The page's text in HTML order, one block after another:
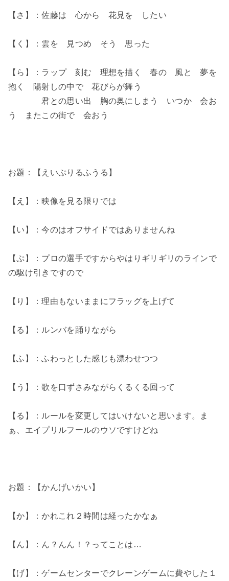
【さ】：佐藤は 心から 花見を したい
【く】：雲を 見つめ そう 思った
【ら】：ラップ 刻む 理想を描く 春の 風と 夢を
抱く 陽射しの中で 花びらが舞う
君との思い出 胸の奥にしまう いつか 会お
う またこの街で 会おう
お題：【えいぷりるふうる】
【え】：映像を見る限りでは
【い】：今のはオフサイドではありませんね
【ぷ】：プロの選手ですからやはりギリギリのラインで
の駆け引きですので
【り】：理由もないままにフラッグを上げて
【る】：ルンバを踊りながら
【ふ】：ふわっとした感じも漂わせつつ
【う】：歌を口ずさみながらくるくる回って
【る】：ルールを変更してはいけないと思います。ま
ぁ、エイプリルフールのウソですけどね
お題：【かんげいかい】
【か】：かれこれ２時間は経ったかなぁ
【ん】：ん？んん！？ってことは…
【げ】：ゲームセンターでクレーンゲームに費やした１